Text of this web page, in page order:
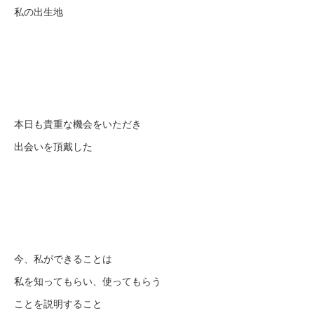
私の出生地
本日も貴重な機会をいただき
出会いを頂戴した
今、私ができることは
私を知ってもらい、使ってもらう
ことを説明すること